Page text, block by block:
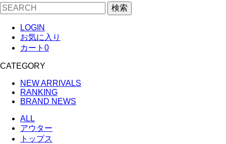
検索
LOGIN
お気に入り
カート 0
CATEGORY
NEW ARRIVALS
RANKING
BRAND NEWS
ALL
アウター
トップス